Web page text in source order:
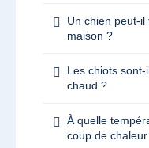
Un chien peut-
maison ?
Les chiots
chaud ?
À quelle
coup de